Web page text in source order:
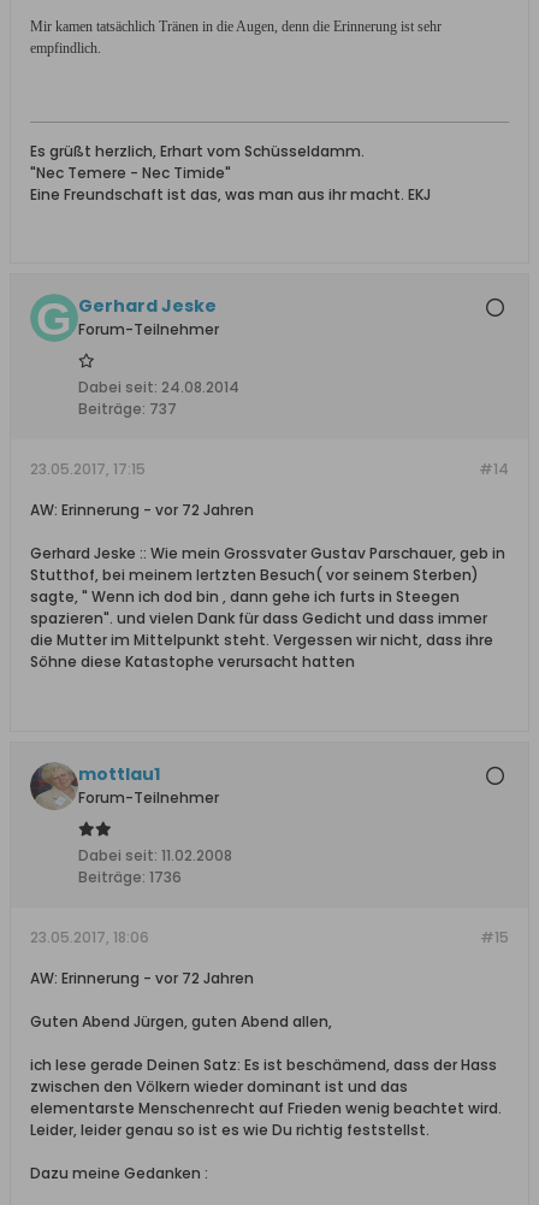
Mir kamen tatsächlich Tränen in die Augen, denn die Erinnerung ist sehr
empfindlich.
Es grüßt herzlich, Erhart vom Schüsseldamm.
"Nec Temere - Nec Timide"
Eine Freundschaft ist das, was man aus ihr macht. EKJ
Gerhard Jeske
Forum-Teilnehmer
Dabei seit: 24.08.2014
Beiträge: 737
#14
23.05.2017, 17:15
AW: Erinnerung - vor 72 Jahren
Gerhard Jeske :: Wie mein Grossvater Gustav Parschauer, geb in
Stutthof, bei meinem lertzten Besuch( vor seinem Sterben)
sagte, " Wenn ich dod bin , dann gehe ich furts in Steegen
spazieren". und vielen Dank für dass Gedicht und dass immer
die Mutter im Mittelpunkt steht. Vergessen wir nicht, dass ihre
Söhne diese Katastophe verursacht hatten
mottlau1
Forum-Teilnehmer
Dabei seit: 11.02.2008
Beiträge: 1736
#15
23.05.2017, 18:06
AW: Erinnerung - vor 72 Jahren
Guten Abend Jürgen, guten Abend allen,
ich lese gerade Deinen Satz: Es ist beschämend, dass der Hass
zwischen den Völkern wieder dominant ist und das
elementarste Menschenrecht auf Frieden wenig beachtet wird.
Leider, leider genau so ist es wie Du richtig feststellst.
Dazu meine Gedanken :